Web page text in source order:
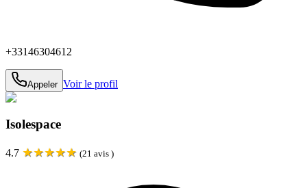
+33146304612
Appeler Voir le profil
Isolespace
4.7 ★★★★★ (21 avis )